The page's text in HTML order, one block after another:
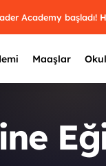
Academy
Maaşlar
2025